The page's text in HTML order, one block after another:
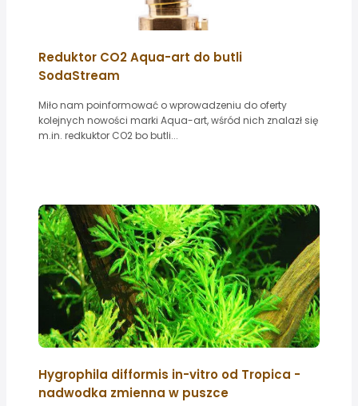
Reduktor CO2 Aqua-art do butli
SodaStream
Miło nam poinformować o wprowadzeniu do oferty
kolejnych nowości marki Aqua-art, wśród nich znalazł się
m.in. redkuktor CO2 bo butli...
Hygrophila difformis in-vitro od Tropica -
nadwodka zmienna w puszce